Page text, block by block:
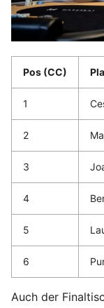
Pos (CC)
1
2
3
4
5
6
Auch der